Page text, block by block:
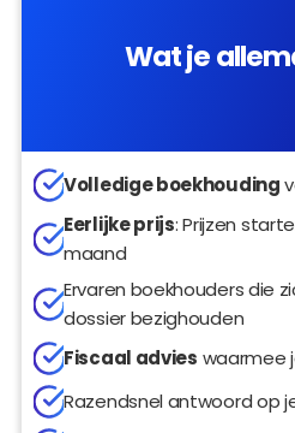
Wat je
Volledige boekhouding
Eerlijke prijs: Prijzen
maand
Ervaren boekhouders die
dossier bezighouden
Fiscaal advies waarmee
Razendsnel antwoord op